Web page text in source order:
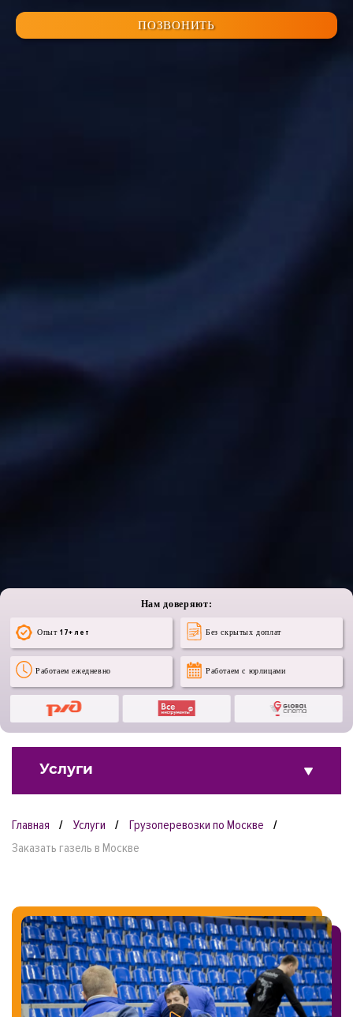
ПОЗВОНИТЬ
Нам доверяют:
Опыт 17+ лет Без скрытых доплат
Работаем ежедневно Работаем с юрлицами
Услуги
Главная Услуги
Грузоперевозки по Москве
Заказать газель в Москве